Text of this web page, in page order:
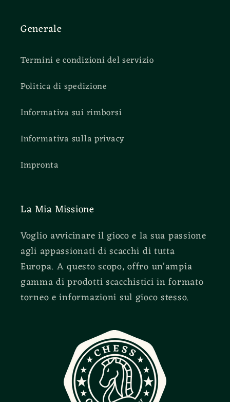
Generale
Termini e condizioni del servizio
Politica di spedizione
Informativa sui rimborsi
Informativa sulla privacy
Impronta
La Mia Missione
Voglio avvicinare il gioco e la sua passione
agli appassionati di scacchi di tutta
Europa. A questo scopo, offro un'ampia
gamma di prodotti scacchistici in formato
torneo e informazioni sul gioco stesso.